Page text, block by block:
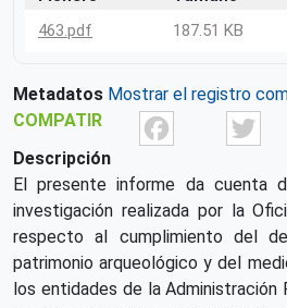
463.pdf
187.51 KB
Metadatos Mostrar el registro
COMPATIR
Descripción
El presente informe da cuenta
investigación realizada por la
respecto al cumplimiento del
patrimonio arqueológico y del
los entidades de la Administración